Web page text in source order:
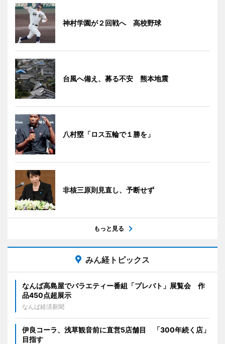
神村学園が２回戦へ 高校野球
台風へ備え、募る不安 熊本地震
八村塁「ロス五輪で１勝を」
非核三原則見直し、予断せず
もっと見る
みん経トピックス
なんば高島屋でバラエティー番組「プレバト」展覧会 作
品450点超展示
なんば経済新聞
伊良コーラ、浅草観音前に直営5店舗目 「300年続く店」
目指す